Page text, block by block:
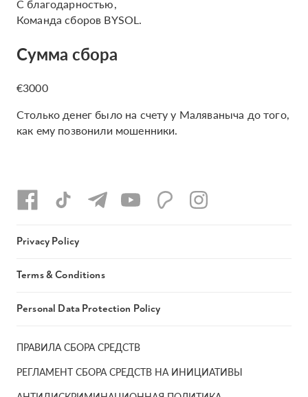
С благодарностью,
Команда сборов BYSOL.
Сумма сбора
€3000
Столько денег было на счету у Маляваныча до того,
как ему позвонили мошенники.
ПРАВИЛА СБОРА СРЕДСТВ
РЕГЛАМЕНТ СБОРА СРЕДСТВ НА ИНИЦИАТИВЫ
Privacy Policy
Terms & Conditions
Personal Data Protection Policy